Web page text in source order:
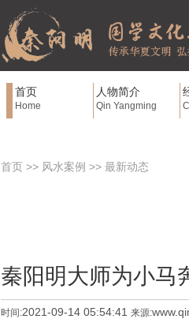
首页
Home
人物简介
Qin Yangming
首页 >> 风水案例 >> 最新动态
秦阳明大师为小马
时间:2021-09-14 05:54:41 来源: